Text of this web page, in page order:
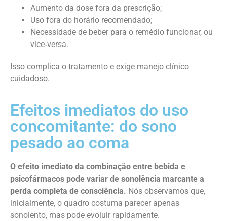
Aumento da dose fora da prescrição;
Uso fora do horário recomendado;
Necessidade de beber para o remédio funcionar, ou
vice‑versa.
Isso complica o tratamento e exige manejo clínico
cuidadoso.
Efeitos imediatos do uso
concomitante: do sono
pesado ao coma
O efeito imediato da combinação entre bebida e
psicofármacos pode variar de sonolência marcante a
perda completa de consciência. Nós observamos que,
inicialmente, o quadro costuma parecer apenas
sonolento, mas pode evoluir rapidamente.